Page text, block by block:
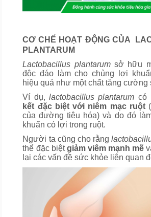
CƠ CHẾ HOẠT ĐỘNG CỦA
PLANTARUM
Lactobacillus plantarumsở hữu
độc đáo làm cho chủng lợi
hiệu quả như một chất tăng cường
Ví dụ,lactobacillus plantarum có
kết đặc biệt với niêm mạc ruột
của đường tiêu hóa) và do đó
khuẩn có lợi trong ruột.
Người ta cũng cho rằng
thể đặc biệtgiảm viêm mạnh mẽ
lại các vấn đề sức khỏe liên quan